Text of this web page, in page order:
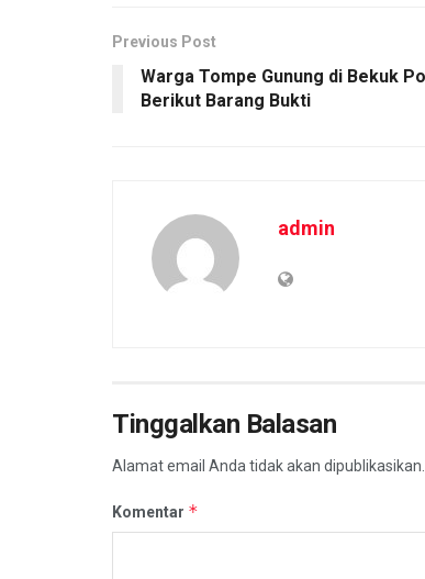
Previous Post
Warga Tompe Gunung di Bekuk
Berikut Barang Bukti
admin
Tinggalkan Balasan
Alamat email Anda tidak akan dipublikasikan.
Komentar *